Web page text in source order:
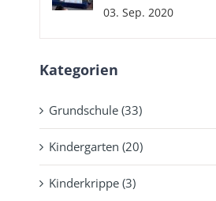
03. Sep. 2020
Kategorien
Grundschule (33)
Kindergarten (20)
Kinderkrippe (3)